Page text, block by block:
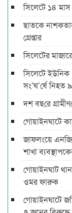
সিলেটে ১৪
ছাতকে
গ্রেপ্তার
সিলেটের
সিলেটে
সং’ঘ’র্ষে নিহত ৯
দশ বছ‌রে
গোয়াইনঘাটে
জাফলংয়ে
শাখা
গোয়াইনঘাট
ওমর ফারুক
গোয়াইনঘাটে